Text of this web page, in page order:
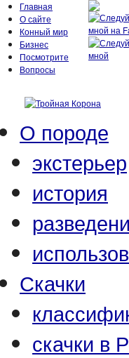
Главная
О сайте
Конный мир
Бизнес
Посмотрите
Вопросы
О породе
экстерьер
история
Скачки
скачки в